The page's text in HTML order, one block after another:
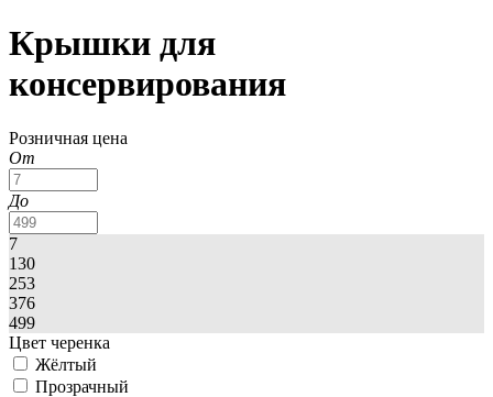
Крышки для
консервирования
Розничная цена
От
До
7
130
253
376
499
Цвет черенка
Жёлтый
Прозрачный